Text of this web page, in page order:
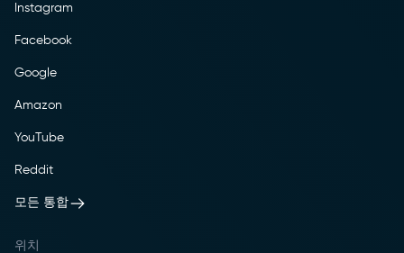
Instagram
Facebook
Google
Amazon
YouTube
Reddit
모든 통합
위치